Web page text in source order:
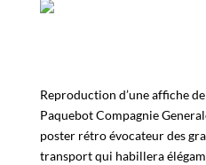
Reproduction d’une affiche
Paquebot Compagnie
poster rétro évocateur des
transport qui habillera